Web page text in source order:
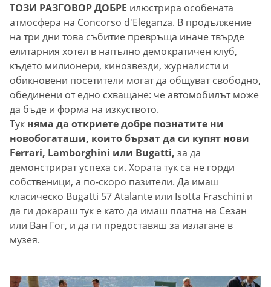
ТОЗИ РАЗГОВОР ДОБРЕ илюстрира особената
атмосфера на Concorso d'Eleganza. В продължение
на три дни това събитие превръща иначе твърде
елитарния хотел в напълно демократичен клуб,
където милионери, кинозвезди, журналисти и
обикновени посетители могат да общуват свободно,
обединени от едно схващане: че автомобилът може
да бъде и форма на изкуството.
Тук няма да откриете добре познатите ни
новобогаташи, които бързат да си купят нови
Ferrari, Lamborghini или Bugatti, за да
демонстрират успеха си. Хората тук са не горди
собственици, а по-скоро пазители. Да имаш
класическо Bugatti 57 Atalante или Isotta Fraschini и
да ги докараш тук е като да имаш платна на Сезан
или Ван Гог, и да ги предоставяш за излагане в
музея.